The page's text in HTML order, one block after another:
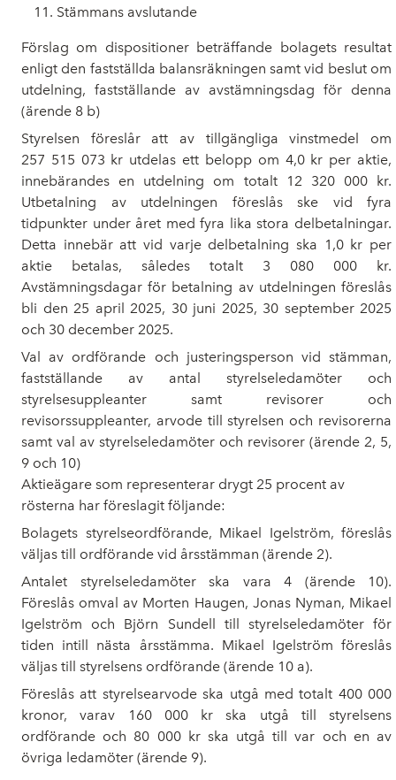
Stämmans avslutande
Förslag om dispositioner beträffande bolagets resultat
enligt den fastställda balansräkningen samt vid beslut om
utdelning, fastställande av avstämningsdag för denna
(ärende 8 b)
Styrelsen föreslår att av tillgängliga vinstmedel om
257 515 073 kr utdelas ett belopp om 4,0 kr per aktie,
innebärandes en utdelning om totalt 12 320 000 kr.
Utbetalning av utdelningen föreslås ske vid fyra
tidpunkter under året med fyra lika stora delbetalningar.
Detta innebär att vid varje delbetalning ska 1,0 kr per
aktie betalas, således totalt 3 080 000 kr.
Avstämningsdagar för betalning av utdelningen föreslås
bli den 25 april 2025, 30 juni 2025, 30 september 2025
och 30 december 2025.
Val av ordförande och justeringsperson vid stämman,
fastställande av antal styrelseledamöter och
styrelsesuppleanter samt revisorer och
revisorssuppleanter, arvode till styrelsen och revisorerna
samt val av styrelseledamöter och revisorer (ärende 2, 5,
9 och 10)
Aktieägare som representerar drygt 25 procent av
rösterna har föreslagit följande:
Bolagets styrelseordförande, Mikael Igelström, föreslås
väljas till ordförande vid årsstämman (ärende 2).
Antalet styrelseledamöter ska vara 4 (ärende 10).
Föreslås omval av Morten Haugen, Jonas Nyman, Mikael
Igelström och Björn Sundell till styrelseledamöter för
tiden intill nästa årsstämma. Mikael Igelström föreslås
väljas till styrelsens ordförande (ärende 10 a).
Föreslås att styrelsearvode ska utgå med totalt 400 000
kronor, varav 160 000 kr ska utgå till styrelsens
ordförande och 80 000 kr ska utgå till var och en av
övriga ledamöter (ärende 9).